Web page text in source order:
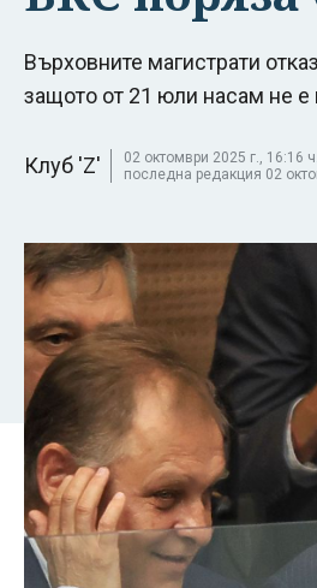
Върховните магистрати
защото от 21 юли насам не
Клуб 'Z'
02 октомври 2025 г., 16:16 ч.
последна редакция 02